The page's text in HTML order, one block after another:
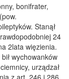
bonifrater,
Stanął
24
2lata więzienia.
wychowanków
urządzał
z art. 246 i 286